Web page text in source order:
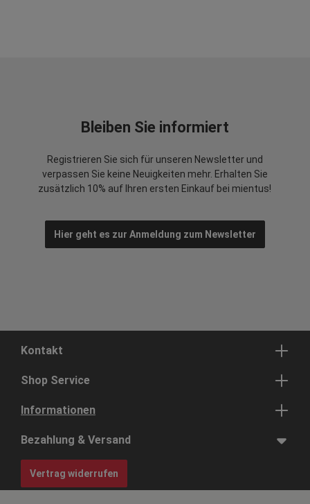
Bleiben Sie informiert
Registrieren Sie sich für unseren Newsletter und
verpassen Sie keine Neuigkeiten mehr. Erhalten Sie
zusätzlich 10% auf Ihren ersten Einkauf bei mientus!
Hier geht es zur Anmeldung zum Newsletter
Kontakt
Shop Service
Informationen
Bezahlung & Versand
Vertrag widerrufen